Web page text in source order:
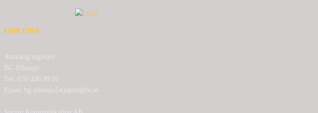
OM OSS
Ansvarig utgivare:
BG Nilensjö
Tel: 070-226 99 95
Epost: bg.nilensjo[at]springlfa.se